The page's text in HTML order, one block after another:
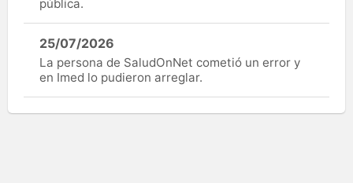
pública.
25/07/2026
La persona de SaludOnNet cometió un error y
en Imed lo pudieron arreglar.